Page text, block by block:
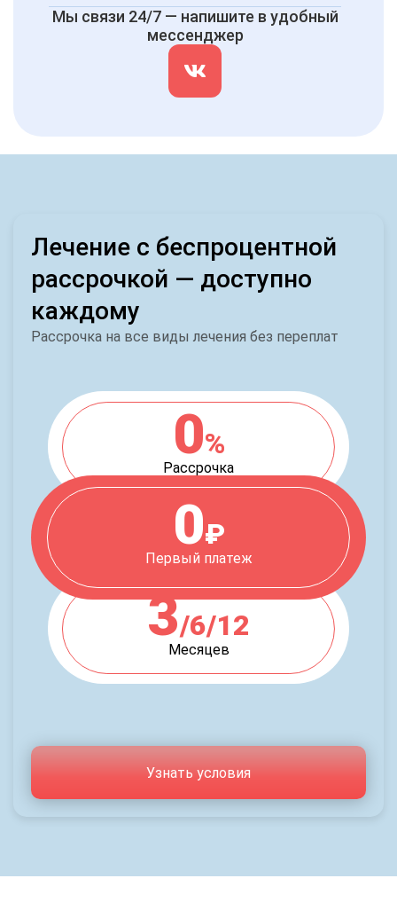
Мы связи 24/7 — напишите в удобный
мессенджер
Лечение с беспроцентной
рассрочкой — доступно
каждому
Рассрочка на все виды лечения без переплат
0%
Рассрочка
0₽
Первый платеж
3/6/12
Месяцев
Узнать условия